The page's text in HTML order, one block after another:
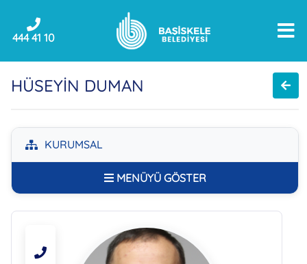
444 41 10
HÜSEYİN DUMAN
KURUMSAL
MENÜYÜ GÖSTER